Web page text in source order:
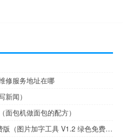
修服务地址在哪
闻）
包机做面包的配方）
图片加字工具 V1.2 绿色免费版（图片加字工具 V1.2 绿色免费版功能简介）